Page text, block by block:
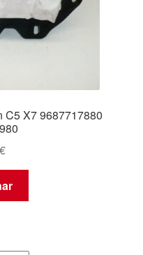
C5 X7 9687717880
€